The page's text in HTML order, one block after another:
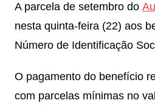
A parcela de setembro do
nesta quinta-feira (22) aos
Número de Identificação
O pagamento do benefício
com parcelas mínimas no